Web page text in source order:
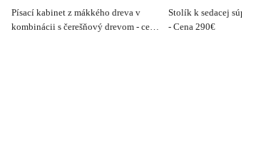
Písací kabinet z mákkého dreva v
kombinácii s čerešňový drevom - cena
Stolík k sedacej súprave
- Cena 290€